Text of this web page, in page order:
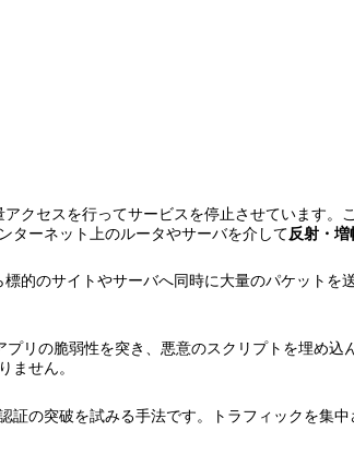
クセスを行ってサービスを停止させています
ターネット上のルータやサーバを介して反射・増
的のサイトやサーバへ同時に大量のパケット
プリの脆弱性を突き、悪意のスクリプトを埋め
ません。
の突破を試みる手法です。トラフィックを集